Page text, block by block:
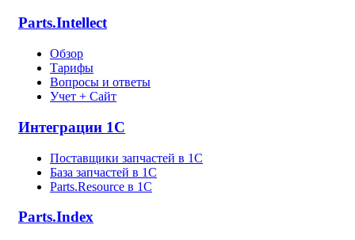
Parts.Intellect
Обзор
Тарифы
Вопросы и ответы
Учет + Сайт
Интеграции 1С
Поставщики запчастей в 1C
База запчастей в 1С
Parts.Resource в 1C
Parts.Index